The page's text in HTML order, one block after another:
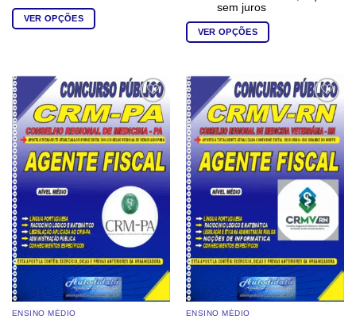
VER OPÇÕES
várias
variantes.
As
opções
podem
ser
escolhidas
na
página
do
produto
sem juros
VER OPÇÕES
tem
várias
variantes.
As
opções
podem
ser
escolhidas
na
página
do
produto
Add to
wishlist
ENSINO MÉDIO
Add to
wishlist
ENSINO MÉDIO